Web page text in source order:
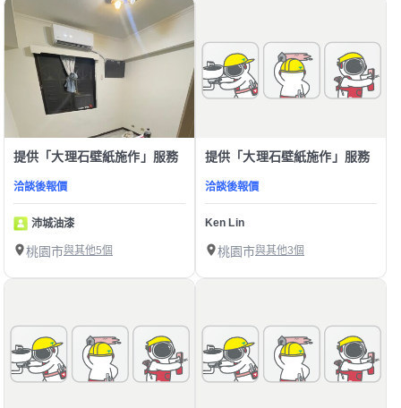
提供「大理石壁紙施作」服務
洽談後報價
沛城油漆
桃園市與其他5個
提供「大理石壁紙施作」服務
洽談後報價
Ken Lin
桃園市與其他3個